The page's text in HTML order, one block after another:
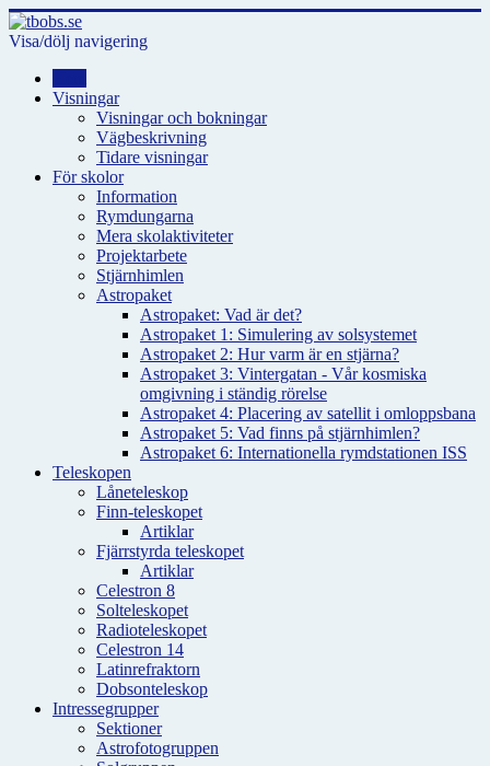
Visa/dölj navigering
Visningar
Visningar och bokningar
Vägbeskrivning
Tidare visningar
För skolor
Information
Rymdungarna
Mera skolaktiviteter
Projektarbete
Stjärnhimlen
Astropaket
Astropaket: Vad är det?
Astropaket 1: Simulering av solsystemet
Astropaket 2: Hur varm är en stjärna?
Astropaket 3: Vintergatan - Vår kosmiska
omgivning i ständig rörelse
Astropaket 4: Placering av satellit i omloppsbana
Astropaket 5: Vad finns på stjärnhimlen?
Astropaket 6: Internationella rymdstationen ISS
Teleskopen
Låneteleskop
Finn-teleskopet
Artiklar
Fjärrstyrda teleskopet
Artiklar
Celestron 8
Solteleskopet
Radioteleskopet
Celestron 14
Latinrefraktorn
Dobsonteleskop
Intressegrupper
Sektioner
Astrofotogruppen